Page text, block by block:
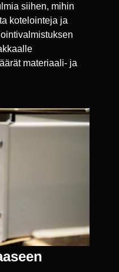
siihen, mihin
kotelointeja ja
materiaali- ja